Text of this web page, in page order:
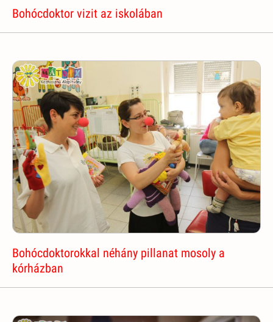
Bohócdoktor vizit az iskolában
Bohócdoktorokkal néhány pillanat mosoly a
kórházban